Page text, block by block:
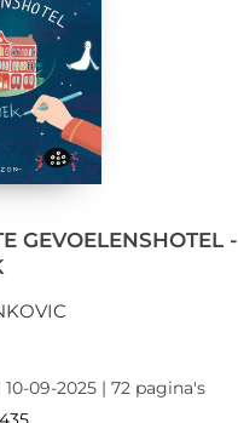
GEVOELENSHOTEL -
09-2025 | 72 pagina's